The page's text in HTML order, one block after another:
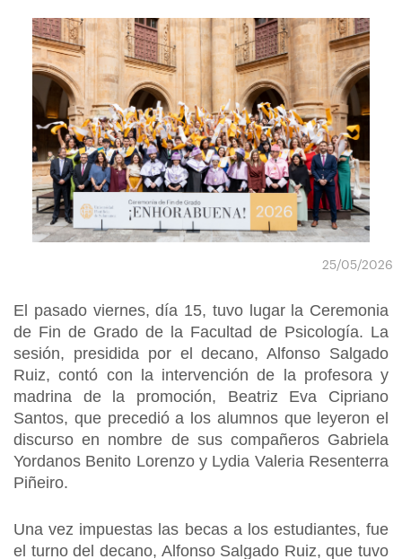
25/05/2026
El pasado viernes, día 15, tuvo lugar la Ceremonia
de Fin de Grado de la Facultad de Psicología. La
sesión, presidida por el decano, Alfonso Salgado
Ruiz, contó con la intervención de la profesora y
madrina de la promoción, Beatriz Eva Cipriano
Santos, que precedió a los alumnos que leyeron el
discurso en nombre de sus compañeros Gabriela
Yordanos Benito Lorenzo y Lydia Valeria Resenterra
Piñeiro.
Una vez impuestas las becas a los estudiantes, fue
el turno del decano, Alfonso Salgado Ruiz, que tuvo